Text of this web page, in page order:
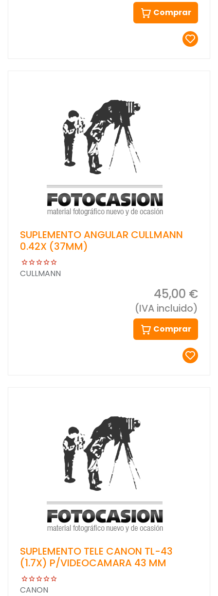
Comprar
SUPLEMENTO ANGULAR CULLMANN
0.42X (37MM)
CULLMANN
45,00 €
(IVA incluido)
Comprar
SUPLEMENTO TELE CANON TL-43
(1.7X) P/VIDEOCAMARA 43 MM
CANON